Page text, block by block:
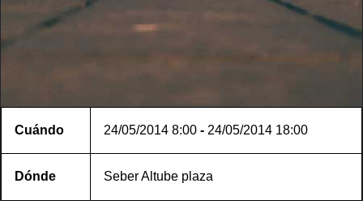
Cuándo 24/05/2014 8:00 - 24/05/2014 18:00
Dónde Seber Altube plaza